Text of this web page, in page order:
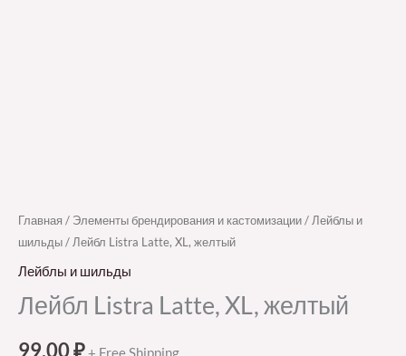
Главная / Элементы брендирования и кастомизации/ Лейблы и
шильды/ Лейбл Listra Latte, XL, желтый
Лейблы и шильды
Лейбл Listra Latte, XL, желтый
99,00₽+ Free Shipping